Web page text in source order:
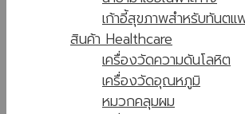
เก้าอี้สุขภาพสำหรับทันตแ
สินค้า Healthcare
เครื่องวัดความดันโลหิต
เครื่องวัดอุณหภูมิ
หมวกคลุมผม